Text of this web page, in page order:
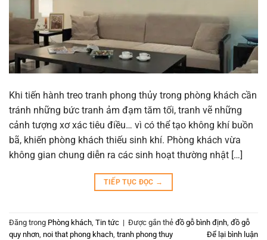
Khi tiến hành treo tranh phong thủy trong phòng khách cần
tránh những bức tranh ảm đạm tăm tối, tranh vẽ những
cảnh tượng xơ xác tiêu điều… vì có thể tạo không khí buồn
bã, khiến phòng khách thiếu sinh khí. Phòng khách vừa
không gian chung diễn ra các sinh hoạt thường nhật […]
TIẾP TỤC ĐỌC →
Đăng trong Phòng khách, Tin tức | Được gắn thẻ đồ gỗ bình định, đồ gỗ
quy nhơn, noi that phong khach, tranh phong thuy Để lại bình luận